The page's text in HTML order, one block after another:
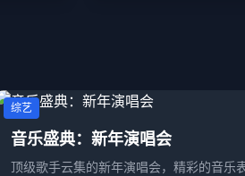
综艺
音乐盛典：新年演唱会
顶级歌手云集的新年演唱会，精彩的音乐